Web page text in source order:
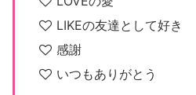
LIKEの友達として好き
感謝
いつもありがとう